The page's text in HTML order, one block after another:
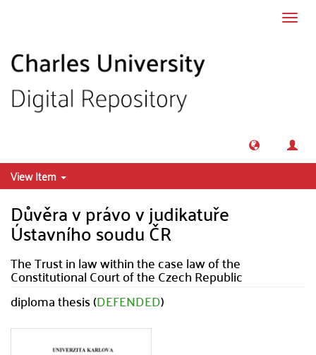
View Item
Důvěra v právo v judikatuře
Ústavního soudu ČR
The Trust in law within the case law of the
Constitutional Court of the Czech Republic
diploma thesis (DEFENDED)